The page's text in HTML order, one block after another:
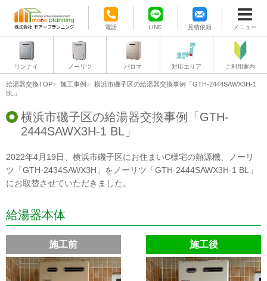
電話 LINE 見積依頼 メニュー
リンナイ ノーリツ パロマ 対応エリア ご利用案内
給湯器交換TOP 施工事例
横浜市磯子区の給湯器交換事例「GTH-2444SAWX3H-1
BL」
横浜市磯子区の給湯器交換事例「GTH-
2444SAWX3H-1 BL」
2022年4月19日、横浜市磯子区にお住まいC様宅の熱源機、ノーリ
ツ「GTH-2434SAWX3H」をノーリツ「GTH-2444SAWX3H-1 BL」
にお取替させていただきました。
給湯器本体
施工前 施工後